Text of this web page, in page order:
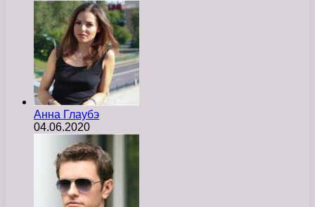
Анна Глаубэ
04.06.2020